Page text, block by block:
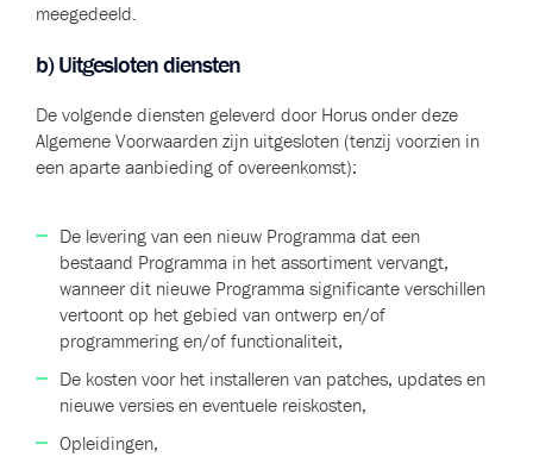
meegedeeld.
b) Uitgesloten diensten
De volgende diensten geleverd door Horus onder deze
Algemene Voorwaarden zijn uitgesloten (tenzij voorzien in
een aparte aanbieding of overeenkomst):
De levering van een nieuw Programma dat een
bestaand Programma in het assortiment vervangt,
wanneer dit nieuwe Programma significante verschillen
vertoont op het gebied van ontwerp en/of
programmering en/of functionaliteit,
De kosten voor het installeren van patches, updates en
nieuwe versies en eventuele reiskosten,
Opleidingen,